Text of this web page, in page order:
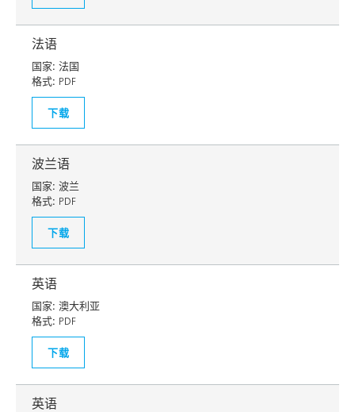
法语
国家: 法国
格式: PDF
下载
波兰语
国家: 波兰
格式: PDF
下载
英语
国家: 澳大利亚
格式: PDF
下载
英语